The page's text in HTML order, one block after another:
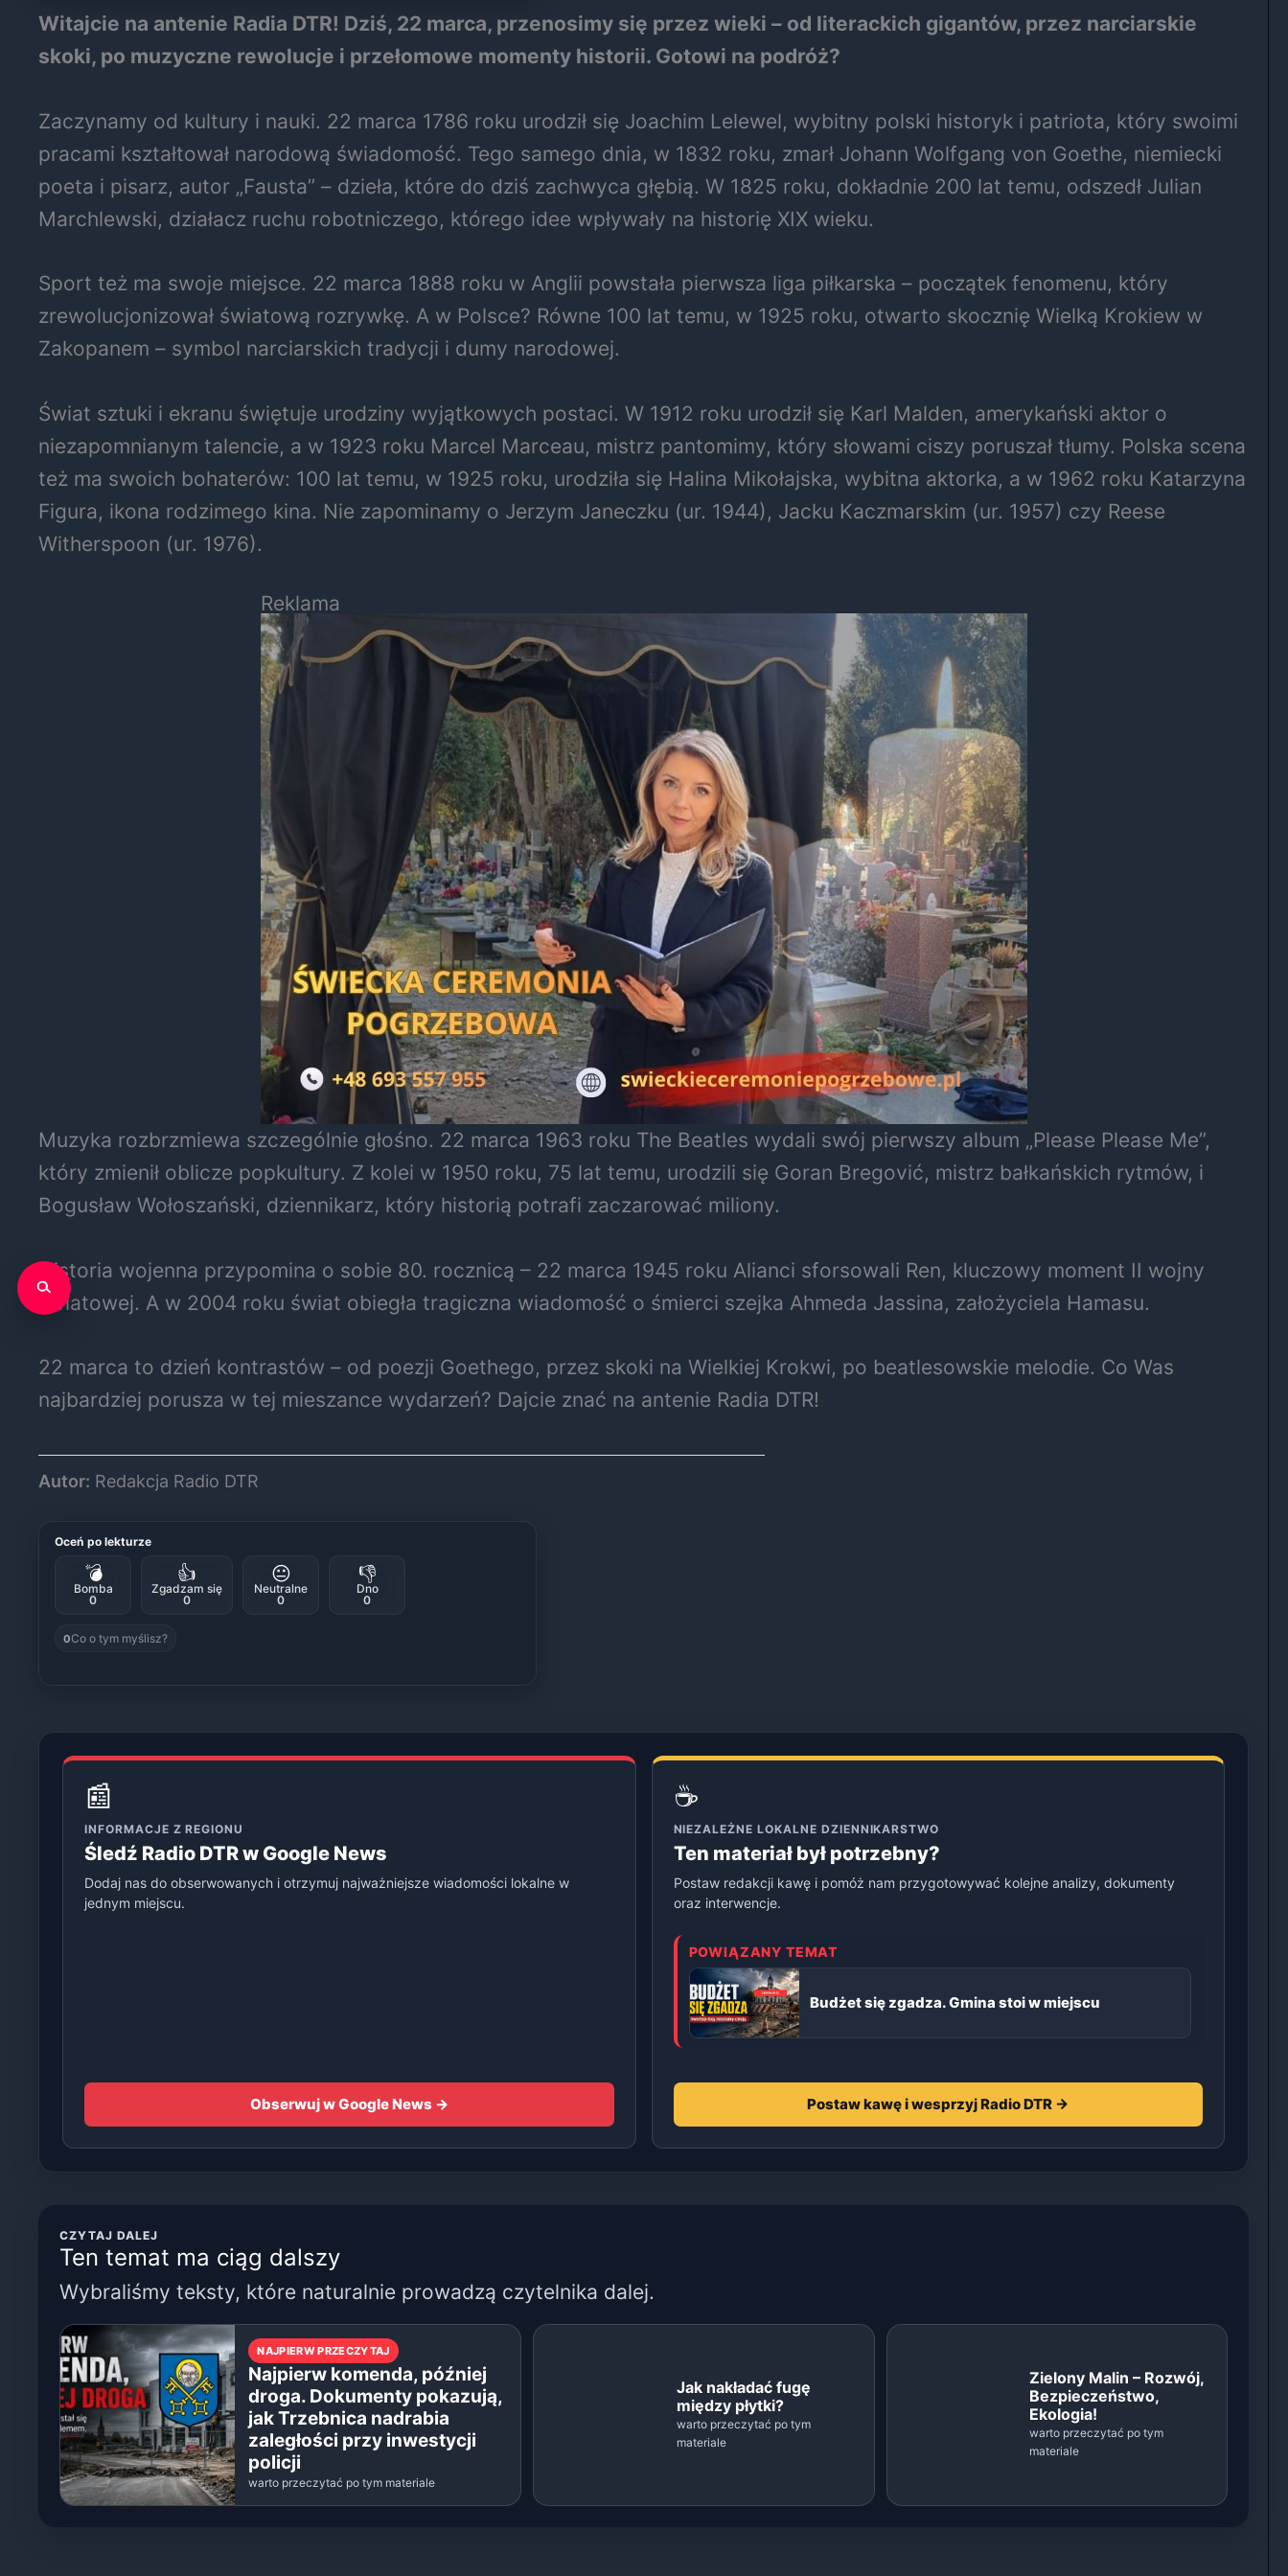
Witajcie na antenie Radia DTR! Dziś, 22 marca, przenosimy się przez wieki – od literackich gigantów, przez narciarskie
skoki, po muzyczne rewolucje i przełomowe momenty historii. Gotowi na podróż?
Zaczynamy od kultury i nauki. 22 marca 1786 roku urodził się Joachim Lelewel, wybitny polski historyk i patriota, który swoimi
pracami kształtował narodową świadomość. Tego samego dnia, w 1832 roku, zmarł Johann Wolfgang von Goethe, niemiecki
poeta i pisarz, autor „Fausta” – dzieła, które do dziś zachwyca głębią. W 1825 roku, dokładnie 200 lat temu, odszedł Julian
Marchlewski, działacz ruchu robotniczego, którego idee wpływały na historię XIX wieku.
Sport też ma swoje miejsce. 22 marca 1888 roku w Anglii powstała pierwsza liga piłkarska – początek fenomenu, który
zrewolucjonizował światową rozrywkę. A w Polsce? Równe 100 lat temu, w 1925 roku, otwarto skocznię Wielką Krokiew w
Zakopanem – symbol narciarskich tradycji i dumy narodowej.
Świat sztuki i ekranu świętuje urodziny wyjątkowych postaci. W 1912 roku urodził się Karl Malden, amerykański aktor o
niezapomnianym talencie, a w 1923 roku Marcel Marceau, mistrz pantomimy, który słowami ciszy poruszał tłumy. Polska scena
też ma swoich bohaterów: 100 lat temu, w 1925 roku, urodziła się Halina Mikołajska, wybitna aktorka, a w 1962 roku Katarzyna
Figura, ikona rodzimego kina. Nie zapominamy o Jerzym Janeczku (ur. 1944), Jacku Kaczmarskim (ur. 1957) czy Reese
Witherspoon (ur. 1976).
Reklama
Muzyka rozbrzmiewa szczególnie głośno. 22 marca 1963 roku The Beatles wydali swój pierwszy album „Please Please Me”,
który zmienił oblicze popkultury. Z kolei w 1950 roku, 75 lat temu, urodzili się Goran Bregović, mistrz bałkańskich rytmów, i
Bogusław Wołoszański, dziennikarz, który historią potrafi zaczarować miliony.
Historia wojenna przypomina o sobie 80. rocznicą – 22 marca 1945 roku Alianci sforsowali Ren, kluczowy moment II wojny
światowej. A w 2004 roku świat obiegła tragiczna wiadomość o śmierci szejka Ahmeda Jassina, założyciela Hamasu.
22 marca to dzień kontrastów – od poezji Goethego, przez skoki na Wielkiej Krokwi, po beatlesowskie melodie. Co Was
najbardziej porusza w tej mieszance wydarzeń? Dajcie znać na antenie Radia DTR!
Autor: Redakcja Radio DTR
Oceń po lekturze
💣
Bomba
0
👍
Zgadzam się
0
😐
Neutralne
0
👎
Dno
0
0Co o tym myślisz?
📰
INFORMACJE Z REGIONU
Śledź Radio DTR w Google News
Dodaj nas do obserwowanych i otrzymuj najważniejsze wiadomości lokalne w
jednym miejscu.
Obserwuj w Google News →
☕
NIEZALEŻNE LOKALNE DZIENNIKARSTWO
Ten materiał był potrzebny?
Postaw redakcji kawę i pomóż nam przygotowywać kolejne analizy, dokumenty
oraz interwencje.
POWIĄZANY TEMAT
Budżet się zgadza. Gmina stoi w miejscu
Postaw kawę i wesprzyj Radio DTR →
CZYTAJ DALEJ
Ten temat ma ciąg dalszy
Wybraliśmy teksty, które naturalnie prowadzą czytelnika dalej.
NAJPIERW PRZECZYTAJ
Najpierw komenda, później
droga. Dokumenty pokazują,
jak Trzebnica nadrabia
zaległości przy inwestycji
policji
warto przeczytać po tym materiale
Jak nakładać fugę
między płytki?
warto przeczytać po tym
materiale
Zielony Malin – Rozwój,
Bezpieczeństwo,
Ekologia!
warto przeczytać po tym
materiale